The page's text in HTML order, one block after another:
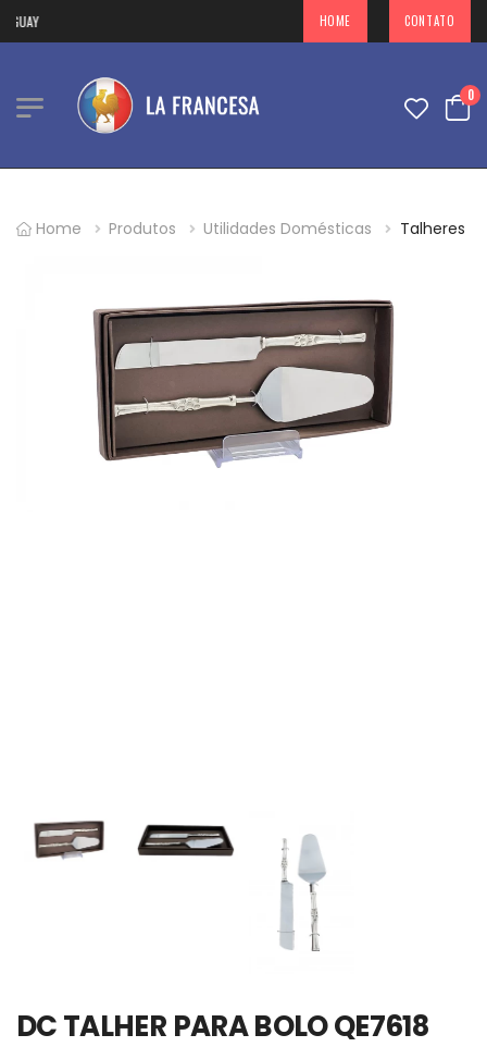
HOME CONTATO
0
Home Produtos Utilidades Domésticas Talheres
DC TALHER PARA BOLO QE7618